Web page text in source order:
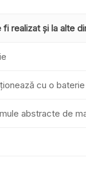
realizat și la alte
cu o
abstracte de